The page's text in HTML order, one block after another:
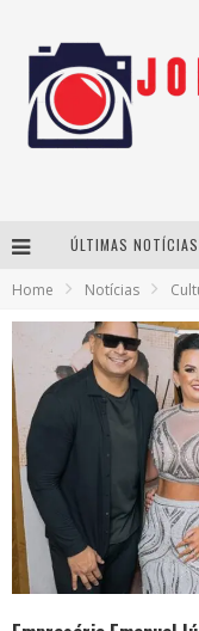
ÚLTIMAS NOTÍCIAS
Home Notícias